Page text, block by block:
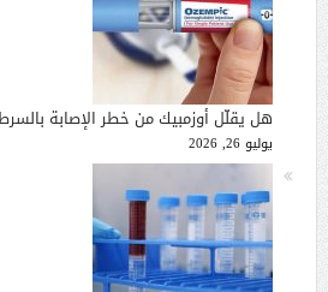
هل يقلّل أوزمبيك من خطر الإصابة
يوليو 26, 2026